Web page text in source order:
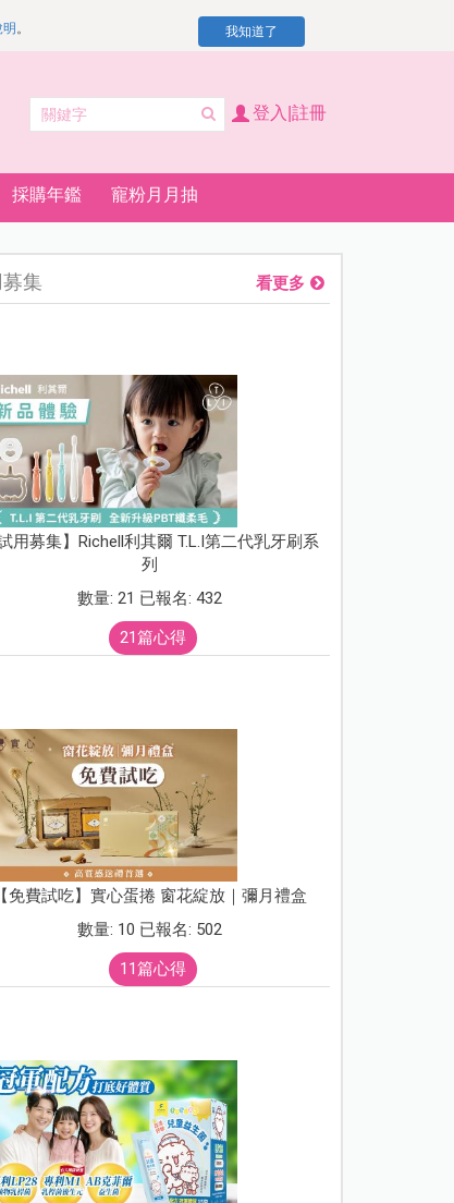
。 我知道了
登入|註冊
採購年鑑 寵粉月月抽
集 看更多
試用募集】Richell利其爾 T.L.I第二代乳牙刷系
列
數量: 21 已報名: 432
21篇心得
【免費試吃】實心蛋捲 窗花綻放｜彌月禮盒
數量: 10 已報名: 502
11篇心得